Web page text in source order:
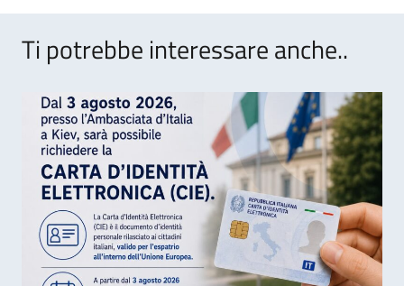
Ti potrebbe interessare anche..